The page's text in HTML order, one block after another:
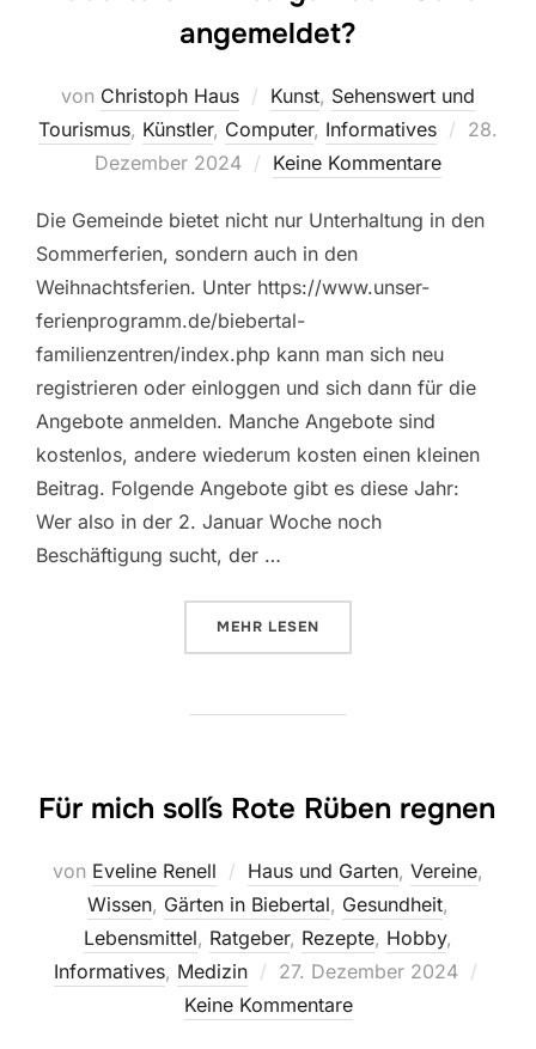
angemeldet?
von Christoph Haus Kunst, Sehenswert und
Tourismus, Künstler, Computer, Informatives
28.
Dezember 2024
Keine Kommentare
Die Gemeinde bietet nicht nur Unterhaltung in den
Sommerferien, sondern auch in den
Weihnachtsferien. Unter https://www.unser-
ferienprogramm.de/biebertal-
familienzentren/index.php kann man sich neu
registrieren oder einloggen und sich dann für die
Angebote anmelden. Manche Angebote sind
kostenlos, andere wiederum kosten einen kleinen
Beitrag. Folgende Angebote gibt es diese Jahr:
Wer also in der 2. Januar Woche noch
Beschäftigung sucht, der …
MEHR ÜBER „BIEBERTALER
LESEN
Für mich soll´s Rote Rüben regnen
von Eveline Renell Haus und Garten, Vereine,
Wissen, Gärten in Biebertal, Gesundheit,
Lebensmittel, Ratgeber, Rezepte, Hobby,
Informatives, Medizin
Veröffentlicht
am
27. Dezember 2024
Keine Kommentare